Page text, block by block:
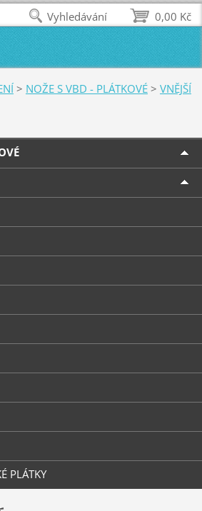
> NOŽE S VBD - PLÁTKOVÉ > VNĚJŠÍ
PLÁTKY
0,00 Kč
Vyhledávání